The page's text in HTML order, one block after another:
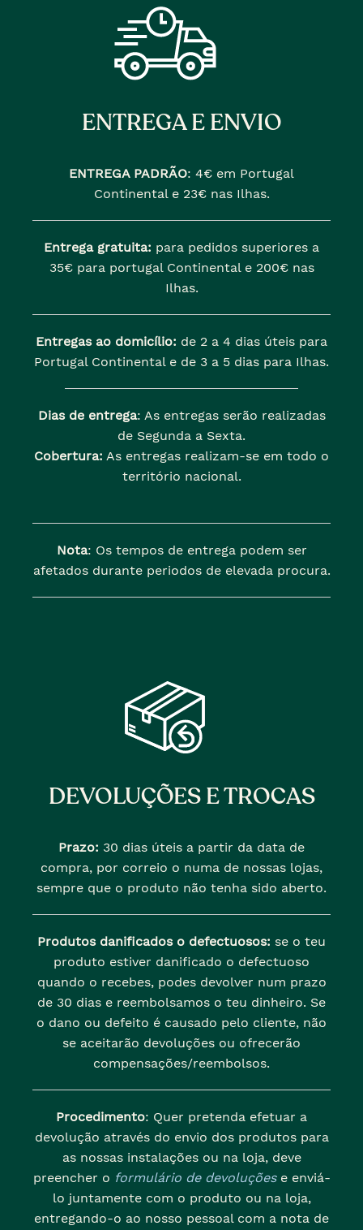
ENTREGA E ENVIO
ENTREGA PADRÃO: 4€ em Portugal
Continental e 23€ nas Ilhas.
Entrega gratuita: para pedidos superiores a
35€ para portugal Continental e 200€ nas
Ilhas.
Entregas ao domicílio: de 2 a 4 dias úteis para
Portugal Continental e de 3 a 5 dias para Ilhas.
Dias de entrega: As entregas serão realizadas
de Segunda a Sexta.
Cobertura: As entregas realizam-se em todo o
território nacional.
Nota: Os tempos de entrega podem ser
afetados durante periodos de elevada procura.
DEVOLUÇÕES E TROCAS
Prazo: 30 dias úteis a partir da data de
compra, por correio o numa de nossas lojas,
sempre que o produto não tenha sido aberto.
Produtos danificados o defectuosos: se o teu
produto estiver danificado o defectuoso
quando o recebes, podes devolver num prazo
de 30 dias e reembolsamos o teu dinheiro. Se
o dano ou defeito é causado pelo cliente, não
se aceitarão devoluções ou ofrecerão
compensações/reembolsos.
Procedimento: Quer pretenda efetuar a
devolução através do envio dos produtos para
as nossas instalações ou na loja, deve
preencher o formulário de devoluçõese enviá-
lo juntamente com o produto ou na loja,
entregando-o ao nosso pessoal com a nota de